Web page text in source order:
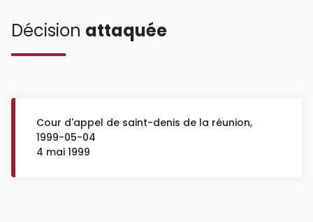
Décision attaquée
Cour d'appel de saint-denis de la réunion,
1999-05-04
4 mai 1999